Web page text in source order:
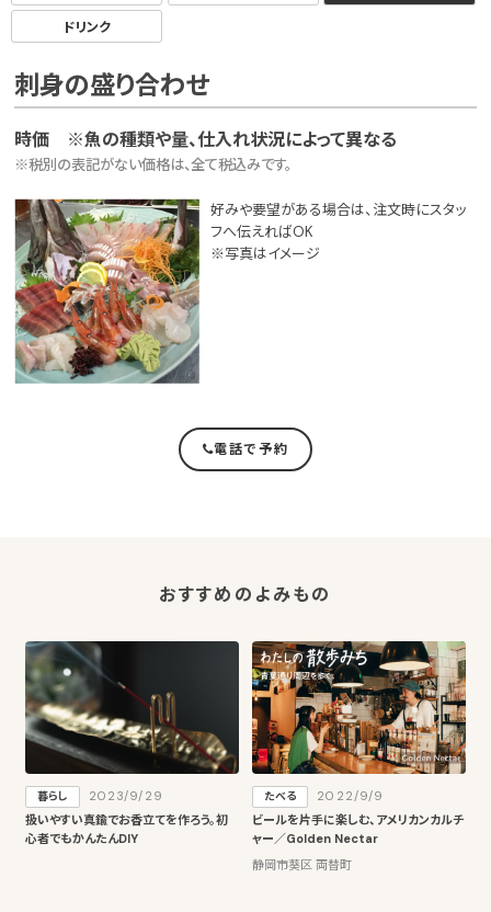
ドリンク
刺身の盛り合わせ
時価 ※魚の種類や量、仕入れ状況によって異なる
※税別の表記がない価格は、全て税込みです。
好みや要望がある場合は、注文時にスタッ
フへ伝えればOK
※写真はイメージ
電話で予約
おすすめのよみもの
暮らし
2023/9/29
扱いやすい真鍮でお香立てを作ろう。初
心者でもかんたんDIY
たべる
2022/9/9
ビールを片手に楽しむ、アメリカンカルチ
ャー／Golden Nectar
静岡市葵区 両替町